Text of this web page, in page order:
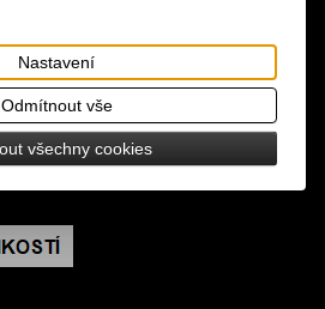
šála starorůžové a hnědé
délka 130 cm
Nastavení
Odmítnout vše
všechny cookies